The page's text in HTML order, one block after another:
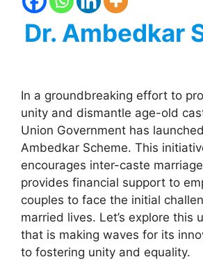
Dr. Ambedkar
In a groundbreaking effort to
unity and dismantle age-old
Union Government has
Ambedkar Scheme. This
encourages inter-caste
provides financial support to
couples to face the initial
married lives. Let’s explore this
that is making waves for its
to fostering unity and equality.